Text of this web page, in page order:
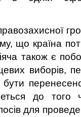
що країна
також є
виборів,
до того
для